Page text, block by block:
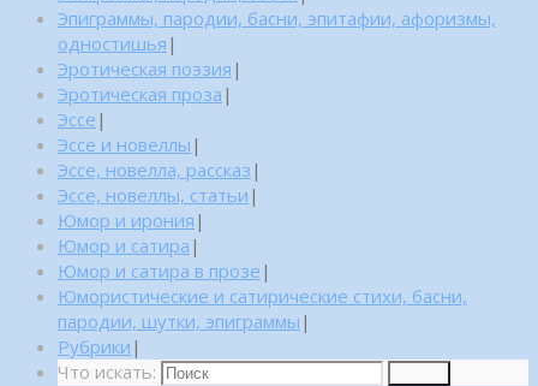
Эпиграммы, пародии, басни, эпитафии, афоризмы,
одностишья |
Эротическая поэзия |
Эротическая проза |
Эссе |
Эссе и новеллы |
Эссе, новелла, рассказ |
Эссе, новеллы, статьи |
Юмор и ирония |
Юмор и сатира |
Юмор и сатира в прозе |
Юмористические и сатирические стихи, басни,
пародии, шутки, эпиграммы |
Рубрики |
Что искать: